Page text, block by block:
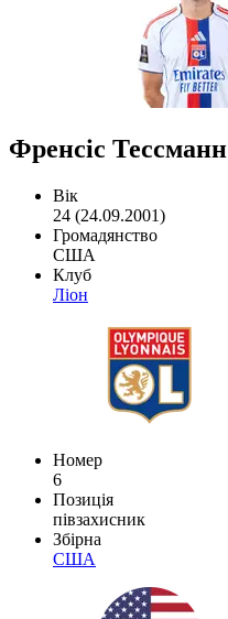
Френсіс Тессманн
Вік
24 (24.09.2001)
Громадянство
США
Клуб
Ліон
Номер
6
Позиція
півзахисник
Збірна
США